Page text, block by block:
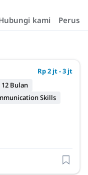
kami
Rp 2 jt - 3 jt
12 Bulan
Skills